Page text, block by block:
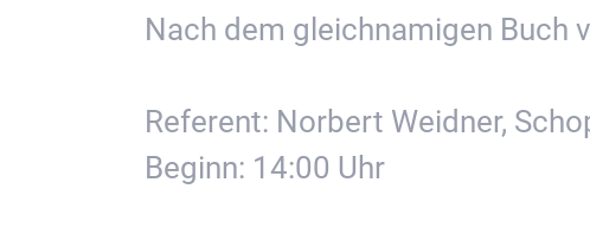
Nach dem gleichnamigen Buch
Referent: Norbert Weidner,
Beginn: 14:00 Uhr